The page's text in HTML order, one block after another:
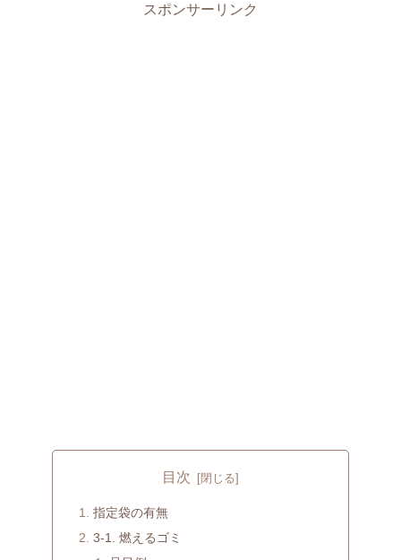
スポンサーリンク
目次
指定袋の有無
3-1. 燃えるゴミ